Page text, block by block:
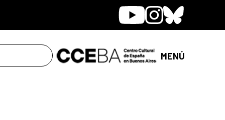
YoutubeInstagram
Bluesky
MENÚ